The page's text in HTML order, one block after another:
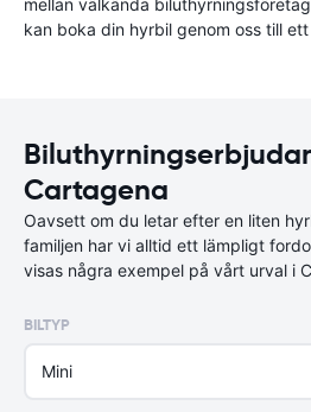
mellan välkända
kan boka din hyrbil genom oss till
Cartagena
Oavsett om du letar efter en liten
familjen har vi alltid ett lämpligt
visas några exempel på vårt urval i
BILTYP
Mini